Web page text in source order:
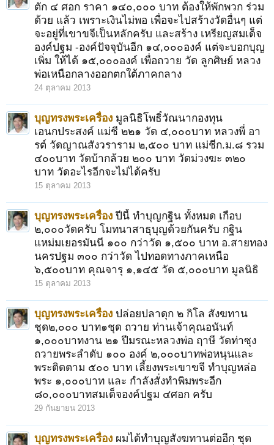
ตัก ๔ ศอก ราคา ๑๔๐,๐๐๐ บาท ต้องให้พักพวก ร่วม
ด้วย แล้ว เพราะเงินไม่พอ เพื่อจะไปสร้างวัดอื่นๆ แต่
จะอยู่ที่เขาขจีเป็นหลักครับ และสร้าง เหรียญสมเด็จ
องค์ปฐม -องค์ปัจจุบันอีก ๑๔,๐๐๐องค์ แต่จะบอกบุญ
เพิ่ม ให้ได้ ๑๕,๐๐๐องค์ เพื่อถวาย วัด ลูกศิษย์ หลวง
พ่อเหนือกลางออกตกใต้ภาคกลาง
24 ตุลาคม 2013
บุญทรงพระเครื่อง มูลนิธิโพธิ์วัณนากองทุน
เอนกประสงค์ แม่ชี ๒๒๑ วัด ๔,๐๐๐บาท หลวงพี่ อา
รต์ วัดญาณสังวราราม ๒,๕๐๐ บาท แม่ชีก.ม.๘ รวม
๔๐๐บาท วัดบ้ากล้วย ๒๐๐ บาท วัดม่วงฆะ ๓๒๐
บาท วัดอะไรอีกจะไม่ได้ครับ
15 ตุลาคม 2013
บุญทรงพระเครื่อง ปีนี้ ทำบุญกฐิน ทั้งหมด เกือบ
๒,๐๐๐วัดครับ โมทนาสาธุบุญด้วยกันครับ กฐิน
แหม่มเยอรมันนี ๑๐๐ กว่าวัด ๑,๕๐๐ บาท อ.สายทอง
นครปฐม ๓๐๐ กว่าวัด ไปทอดทางภาคเหนือ
๖,๕๐๐บาท คุณจารุ ๑,๑๔๕ วัด ๕,๐๐๐บาท มูลนิธิ
15 ตุลาคม 2013
บุญทรงพระเครื่อง ปล่อยปลาดุก ๒ กิโล สังฆทาน
ชุด๒,๐๐๐ บาท๑ชุด ถวาย ท่านเจ้าคุณอนันท์
๑,๐๐๐บาทงาน ๒๑ ปีมรณะหลวงพ่อ ฤาษี วัดท่าซุง
ถวายพระลำดับ ๑๐๐ องค์ ๒,๐๐๐บาทพ่อหนุนและ
พระติดตาม ๕๐๐ บาท เลี้ยงพระเขาขจี ทำบุญหล่อ
พระ ๑,๐๐๐บาท และ กำลังสั่งทำพิมพระอีก
๘๐,๐๐๐บาทสมเด็จองค์ปฐม ๔ศอก ครับ
29 กันยายน 2013
บุญทรงพระเครื่อง ผมได้ทำบุญสังฆทานต่ออีก ชุด